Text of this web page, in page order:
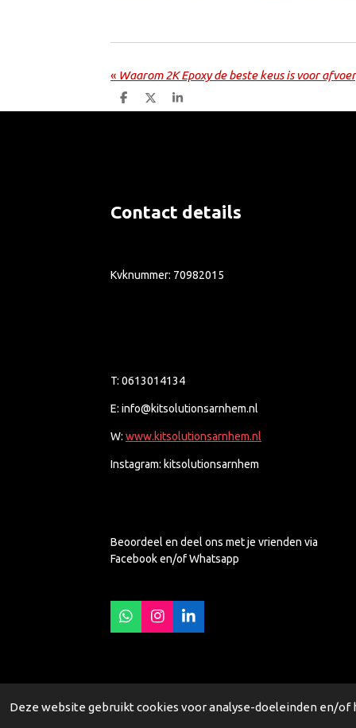
Deze website gebruikt cookies voor analyse-doeleinden en/
« Waarom 2K Epoxy de beste keus is voor
D
e
D
e
S
h
Contact details
Kvknummer: 70982015
T: 0613014134
E: info@kitsolutionsarnhem.nl
W: www.kitsolutionsarnhem.nl
Instagram: kitsolutionsarnhem
Beoordeel en deel ons met je vrienden via
Facebook en/of Whatsapp
W
h
p
I
n
r
L
i
I